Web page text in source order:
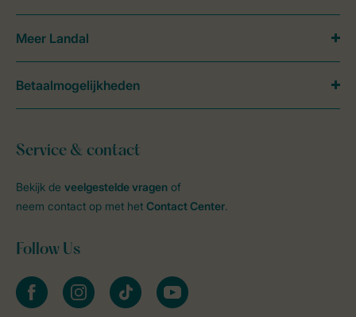
Service & contact
Bekijk de veelgestelde vragen of
neem contact op met het Contact Center.
Follow Us
facebookinstagramtiktok youtube
Meer Landal
Betaalmogelijkheden